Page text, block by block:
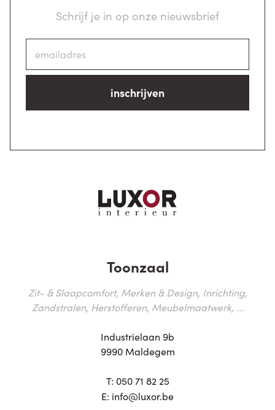
Schrijf je in op onze nieuwsbrief
inschrijven
Toonzaal
Zit- & Slaapcomfort, Merken & Design, Inrichting,
Zandstralen, Herstofferen, Meubelmaatwerk, ...
Industrielaan 9b
9990 Maldegem
T: 050 71 82 25
E: info@luxor.be